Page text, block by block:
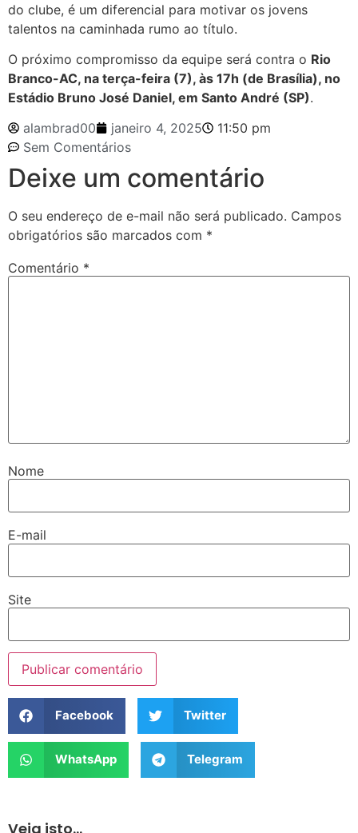
do clube, é um diferencial para motivar os jovens
talentos na caminhada rumo ao título.
O próximo compromisso da equipe será contra o Rio
Branco-AC, na terça-feira (7), às 17h (de Brasília), no
Estádio Bruno José Daniel, em Santo André (SP).
alambrad00
janeiro 4, 2025
11:50 pm
Sem Comentários
Deixe um comentário
O seu endereço de e-mail não será publicado. Campos
obrigatórios são marcados com *
Comentário *
Nome
E-mail
Site
Facebook Twitter
WhatsApp Telegram
Veja isto...